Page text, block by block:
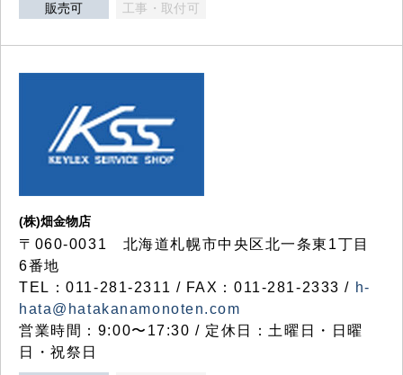
販売可 工事・取付可
(株)畑金物店
〒060-0031 北海道札幌市中央区北一条東1丁目
6番地
TEL：011-281-2311 / FAX：011-281-2333 / h-
hata@hatakanamonoten.com
営業時間：9:00〜17:30 / 定休日：土曜日・日曜
日・祝祭日